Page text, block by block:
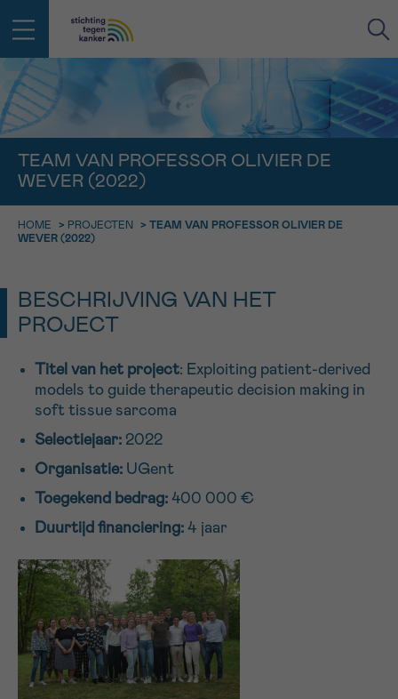
TEAM VAN PROFESSOR OLIVIER DE
WEVER (2022)
HOME > PROJECTEN > TEAM VAN PROFESSOR OLIVIER DE
WEVER (2022)
BESCHRIJVING VAN HET
PROJECT
Titel van het project: Exploiting patient-derived
models to guide therapeutic decision making in
soft tissue sarcoma
Selectiejaar: 2022
Organisatie: UGent
Toegekend bedrag: 400 000 €
Duurtijd financiering: 4 jaar
NAAM
VOORNAAM
IN DE STRIJD TEGEN KANKER STA
Professionele medewerkers beantwoorden je vragen
Via ons
contactformulier
Meer weten over Kankerinfo
geen enkele diagnose
TERUG
NAAM
VOORNAAM
MIJN VRAAG
TERUG
Afspraak Vraag Gegevens Bevestiging
9h-11h
13h-16h
Verder